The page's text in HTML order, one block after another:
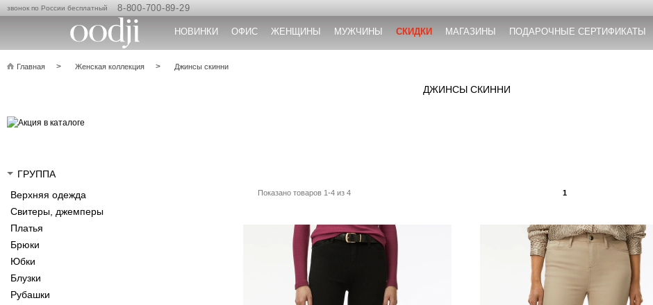
звонок по России бесплатный 8-800-700-89-29
НОВИНКИ ОФИС ЖЕНЩИНЫ МУЖЧИНЫ СКИДКИ МАГАЗИНЫ ПОДАРОЧНЫЕ СЕРТИФИКАТЫ
Главная Женская коллекция Джинсы скинни
ДЖИНСЫ СКИННИ
ГРУППА
Верхняя одежда
Свитеры, джемперы
Платья
Брюки
Юбки
Блузки
Рубашки
Показано товаров 1-4 из 4 1